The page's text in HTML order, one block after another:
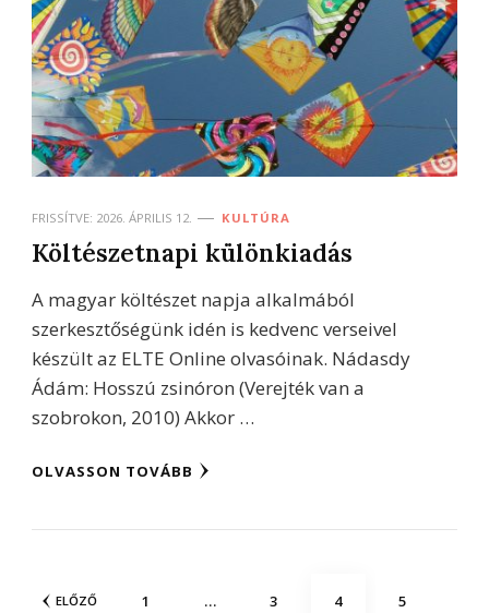
FRISSÍTVE: 2026. ÁPRILIS 12. KULTÚRA
Költészetnapi különkiadás
A magyar költészet napja alkalmából
szerkesztőségünk idén is kedvenc verseivel
készült az ELTE Online olvasóinak. Nádasdy
Ádám: Hosszú zsinóron (Verejték van a
szobrokon, 2010) Akkor …
OLVASSON TOVÁBB
Bejegyzések
ELŐZŐ OLDAL
1 … OLDAL
3 OLDAL
4 OLDAL
5